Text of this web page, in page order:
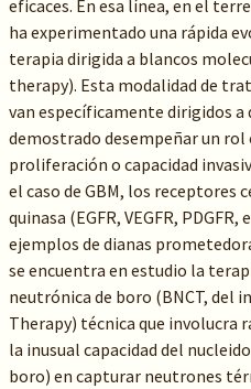
eficaces. En esa línea, en el
ha experimentado una rápida
terapia dirigida a blancos
therapy). Esta modalidad de
van específicamente dirigidos a
demostrado desempeñar un rol
proliferación o capacidad
el caso de GBM, los receptores
quinasa (EGFR, VEGFR,
ejemplos de dianas
se encuentra en estudio la
neutrónica de boro (BNCT, del
Therapy) técnica que involucra
la inusual capacidad del
boro) en capturar neutrones